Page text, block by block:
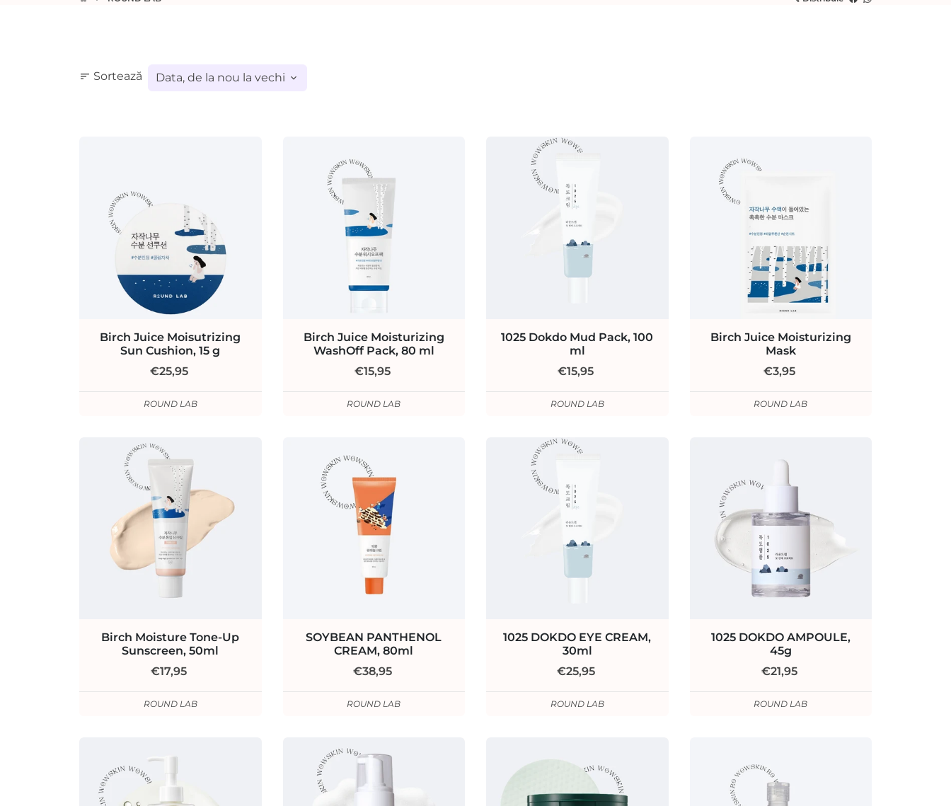
sort Sortează
Birch Juice Moisutrizing
Sun Cushion, 15 g
€25,95
ROUND LAB
Birch Juice Moisturizing
WashOff Pack, 80 ml
€15,95
ROUND LAB
1025 Dokdo Mud Pack, 100
ml
€15,95
ROUND LAB
Birch Juice Moisturizing
Mask
€3,95
ROUND LAB
Birch Moisture Tone-Up
Sunscreen, 50ml
€17,95
ROUND LAB
SOYBEAN PANTHENOL
CREAM, 80ml
€38,95
ROUND LAB
1025 DOKDO EYE CREAM,
30ml
€25,95
ROUND LAB
1025 DOKDO AMPOULE,
45g
€21,95
ROUND LAB